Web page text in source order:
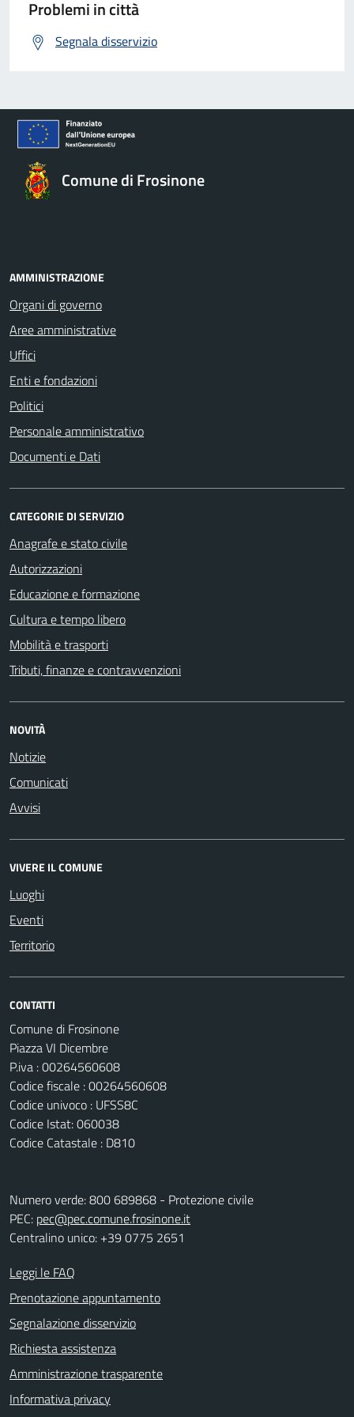
Problemi in città
Segnala disservizio
Comune di Frosinone
AMMINISTRAZIONE
Organi di governo
Aree amministrative
Uffici
Enti e fondazioni
Politici
Personale amministrativo
Documenti e Dati
CATEGORIE DI SERVIZIO
Anagrafe e stato civile
Autorizzazioni
Educazione e formazione
Cultura e tempo libero
Mobilità e trasporti
Tributi, finanze e contravvenzioni
NOVITÀ
Notizie
Comunicati
Avvisi
VIVERE IL COMUNE
Luoghi
Eventi
Territorio
CONTATTI
Comune di Frosinone
Piazza VI Dicembre
P.iva : 00264560608
Codice fiscale : 00264560608
Codice univoco : UFSS8C
Codice Istat: 060038
Codice Catastale : D810
Numero verde: 800 689868 - Protezione civile
PEC: pec@pec.comune.frosinone.it
Centralino unico: +39 0775 2651
Leggi le FAQ
Prenotazione appuntamento
Segnalazione disservizio
Richiesta assistenza
Amministrazione trasparente
Informativa privacy